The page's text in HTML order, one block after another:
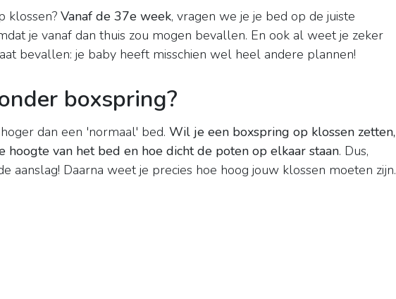
klossen? Vanaf de 37e week, vragen we je je bed op de juiste
je vanaf dan thuis zou mogen bevallen. En ook al weet je zeker
bevallen: je baby heeft misschien wel heel andere plannen!
boxspring?
dan een 'normaal' bed. Wil je een boxspring op klossen zetten,
hoogte van het bed en hoe dicht de poten op elkaar staan. Dus,
aanslag! Daarna weet je precies hoe hoog jouw klossen moeten zijn.